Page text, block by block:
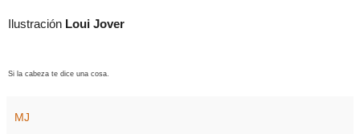
Ilustración Loui Jover
Si la cabeza te dice una cosa.
MJ